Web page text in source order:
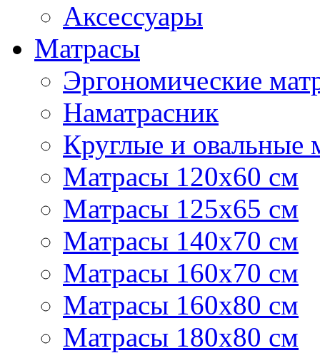
Аксессуары
Матрасы
Эргономические
Наматрасник
Круглые и овальные
Матрасы 120х60 см
Матрасы 125х65 см
Матрасы 140х70 см
Матрасы 160х70 см
Матрасы 160х80 см
Матрасы 180х80 см